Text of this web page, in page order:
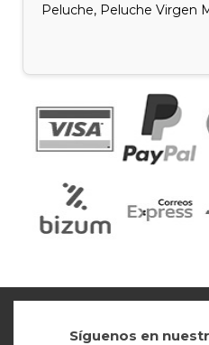
Peluche, Peluche Virgen
Síguenos en